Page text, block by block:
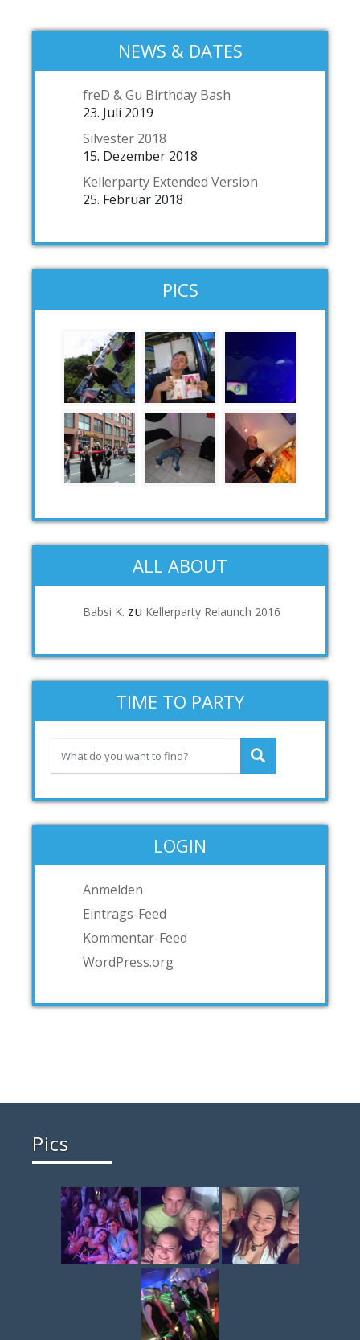
NEWS & DATES
freD & Gu Birthday Bash
23. Juli 2019
Silvester 2018
15. Dezember 2018
Kellerparty Extended Version
25. Februar 2018
PICS
ALL ABOUT
Babsi K. zu Kellerparty Relaunch 2016
TIME TO PARTY
LOGIN
Anmelden
Eintrags-Feed
Kommentar-Feed
WordPress.org
Pics